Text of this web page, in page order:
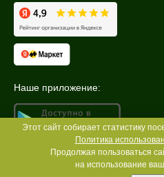
Наше приложение:
Этот сайт собирает статистику
Политика
Продолжая пользоваться
на использование